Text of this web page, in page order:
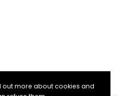
out more about cookies and